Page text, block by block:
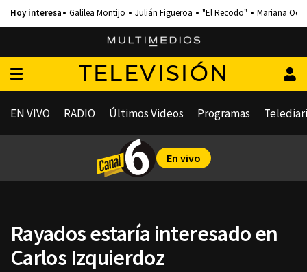
Galilea Montijo Julián Figueroa "El Recodo" Mariana
TELEVISIÓN
EN VIVO RADIO Últimos Videos Programas
En vivo
Rayados estaría interesado en
Carlos Izquierdoz